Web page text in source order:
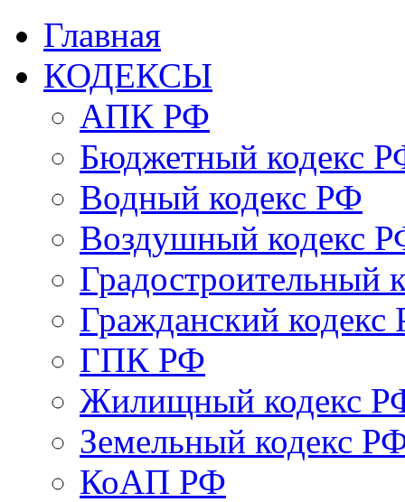
Главная
КОДЕКСЫ
АПК РФ
Бюджетный кодекс
Водный кодекс РФ
Воздушный кодекс
Градостроительный
Гражданский кодекс
ГПК РФ
Жилищный кодекс
Земельный кодекс
КоАП РФ